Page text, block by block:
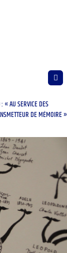
« AU SERVICE DES
DE MÉMOIRE »